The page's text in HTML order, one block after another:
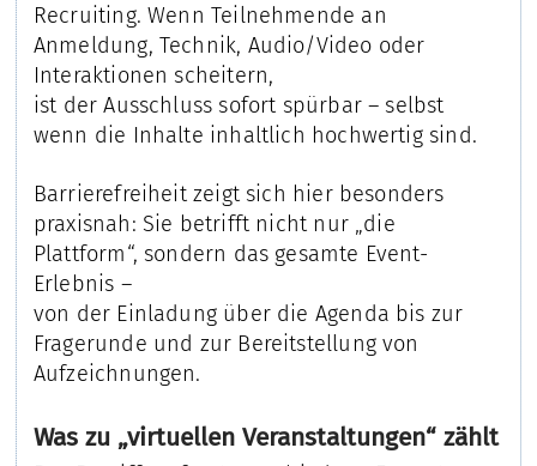
Recruiting. Wenn Teilnehmende an
Anmeldung, Technik, Audio/Video oder
Interaktionen scheitern,
ist der Ausschluss sofort spürbar – selbst
wenn die Inhalte inhaltlich hochwertig sind.
Barrierefreiheit zeigt sich hier besonders
praxisnah: Sie betrifft nicht nur „die
Plattform“, sondern das gesamte Event-
Erlebnis –
von der Einladung über die Agenda bis zur
Fragerunde und zur Bereitstellung von
Aufzeichnungen.
Was zu „virtuellen Veranstaltungen“ zählt